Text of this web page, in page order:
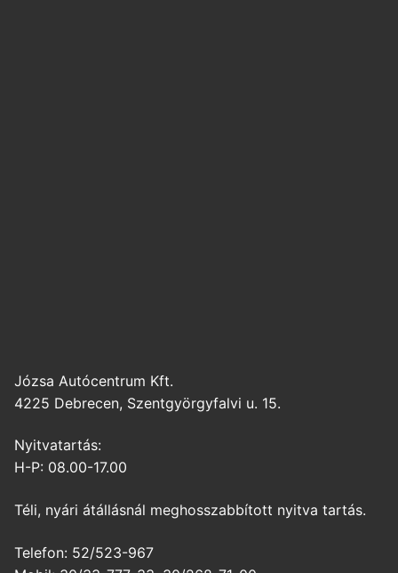
Józsa Autócentrum Kft.
4225 Debrecen, Szentgyörgyfalvi u. 15.
Nyitvatartás:
H-P: 08.00-17.00
Téli, nyári átállásnál meghosszabbított nyitva tartás.
Telefon: 52/523-967